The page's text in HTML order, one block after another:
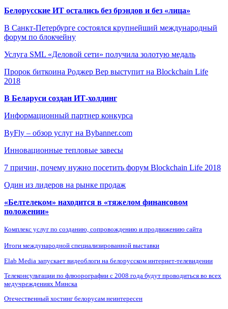
Белорусские ИТ остались без брэндов и без «лица»
В Санкт-Петербурге состоялся крупнейший международный
форум по блокчейну
Услуга SML «Деловой сети» получила золотую медаль
Пророк биткоина Роджер Вер выступит на Blockchain Life
2018
В Беларуси создан ИТ-холдинг
Информационный партнер конкурса
ByFly – обзор услуг на Bybanner.com
Инновационные тепловые завесы
7 причин, почему нужно посетить форум Blockchain Life 2018
Один из лидеров на рынке продаж
«Белтелеком» находится в «тяжелом финансовом
положении»
Комплекс услуг по созданию, сопровождению и продвижению сайта
Итоги международной специализированной выставки
Elab Media запускает видеоблоги на белорусском интернет-телевидении
Телеконсультации по флюорографии с 2008 года будут проводиться во всех
медучреждениях Минска
Отечественный хостинг белорусам неинтересен